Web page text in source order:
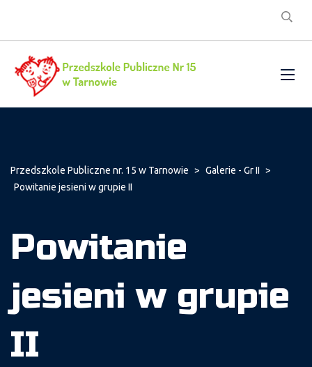
Przedszkole Publiczne nr. 15 w Tarnowie > Galerie - Gr II >
Powitanie jesieni w grupie II
Powitanie
jesieni w grupie
II